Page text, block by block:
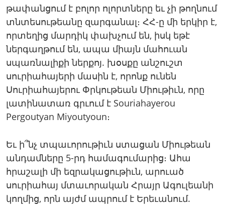
թափանցում է բոլոր ոլորտները եւ չի թողնում
տնտեսութեանը զարգանալ։ ՀՀ-ը մի երկիր է,
որտեղից մարդիկ փախչում են, իսկ եթէ
ներգաղթում են, ապա միայն մահուան
սպառնալիքի ներքոյ. խօսքը անշուշտ
սուրիահայերի մասին է, որոնք ունեն
Սուրիահայերու Փրկութեան Միութիւն, որը
լատինատառ գրւում է Souriahayerou
Pergoutyan Miyoutyoun։
Եւ ի՞նչ տպաւորութիւն ստացան Միութեան
անդամները 5-րդ համագումարից։ Ահա
հրաշալի մի եզրակացութիւն, արուած
սուրիահայ մտաւորական Հրայր Ագուլեանի
կողմից, որն այժմ ապրում է Երեւանում.